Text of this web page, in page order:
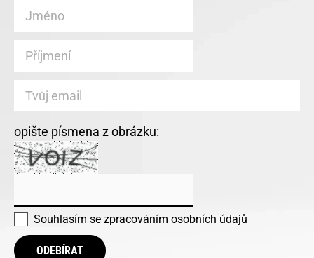
opište písmena z obrázku:
Souhlasím se zpracováním osobních údajů
ODEBÍRAT